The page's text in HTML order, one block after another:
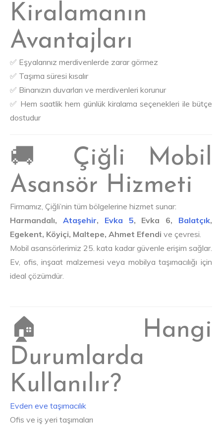
Kiralamanın
Avantajları
✅ Eşyalarınız merdivenlerde zarar görmez
✅ Taşıma süresi kısalır
✅ Binanızın duvarları ve merdivenleri korunur
✅ Hem saatlik hem günlük kiralama seçenekleri ile bütçe
dostudur
🚚 Çiğli Mobil
Asansör Hizmeti
Firmamız, Çiğli’nin tüm bölgelerine hizmet sunar:
Harmandalı, Ataşehir, Evka 5, Evka 6, Balatçık,
Egekent, Köyiçi, Maltepe, Ahmet Efendi ve çevresi.
Mobil asansörlerimiz 25. kata kadar güvenle erişim sağlar.
Ev, ofis, inşaat malzemesi veya mobilya taşımacılığı için
ideal çözümdür.
🏠 Hangi
Durumlarda
Kullanılır?
Evden eve taşımacılık
Ofis ve iş yeri taşımaları